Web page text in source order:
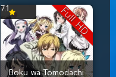
Full HD
Boku wa Tomodachi
7.1